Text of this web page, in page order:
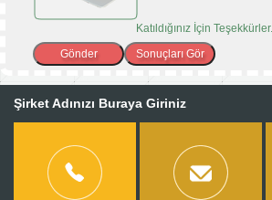
Katıldığınız İçin Teşekkürler.
Şirket Adınızı Buraya Giriniz